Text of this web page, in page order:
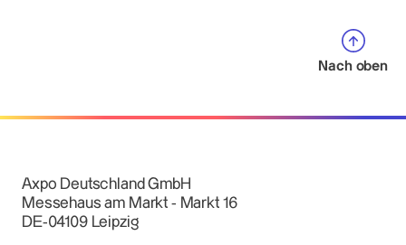
Nach oben
Axpo Deutschland GmbH
Messehaus am Markt - Markt 16
DE-04109 Leipzig